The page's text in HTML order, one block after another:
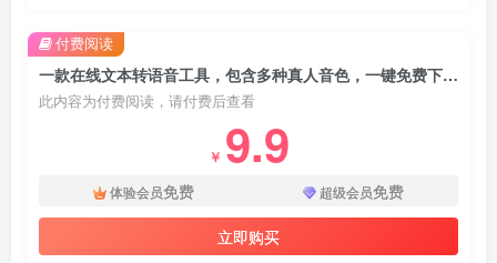
一款在线文本转语音工具，包含多种真人音色，一键免费下载。
此内容为付费阅读，请付费后查看
￥ 9.9
体验会员免费 超级会员免费
立即购买
付费阅读